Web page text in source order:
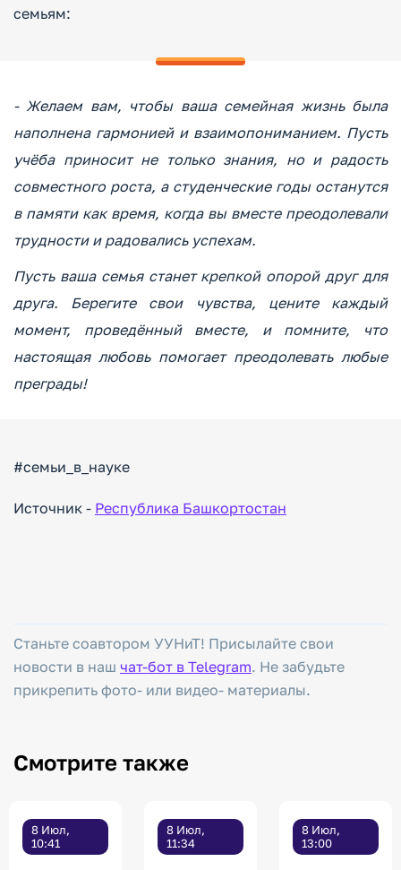
семьям:
- Желаем вам, чтобы ваша семейная жизнь была
наполнена гармонией и взаимопониманием. Пусть
учёба приносит не только знания, но и радость
совместного роста, а студенческие годы останутся
в памяти как время, когда вы вместе преодолевали
трудности и радовались успехам.
Пусть ваша семья станет крепкой опорой друг для
друга. Берегите свои чувства, цените каждый
момент, проведённый вместе, и помните, что
настоящая любовь помогает преодолевать любые
преграды!
#семьи_в_науке
Источник - Республика Башкортостан
Станьте соавтором УУНиТ! Присылайте свои
новости в наш чат-бот в Telegram. Не забудьте
прикрепить фото- или видео- материалы.
Смотрите также
8 Июл,
10:41
8 Июл,
11:34
8 Июл,
13:00